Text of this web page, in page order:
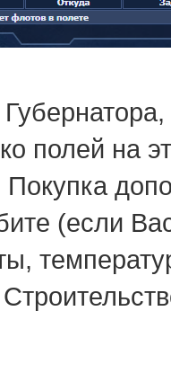
полей на
(если